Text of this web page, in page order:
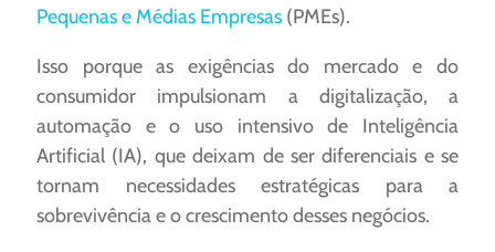
Pequenas e Médias Empresas (PMEs).
Isso porque as exigências do mercado e do
consumidor impulsionam a digitalização, a
automação e o uso intensivo de Inteligência
Artificial (IA), que deixam de ser diferenciais e se
tornam necessidades estratégicas para a
sobrevivência e o crescimento desses negócios.